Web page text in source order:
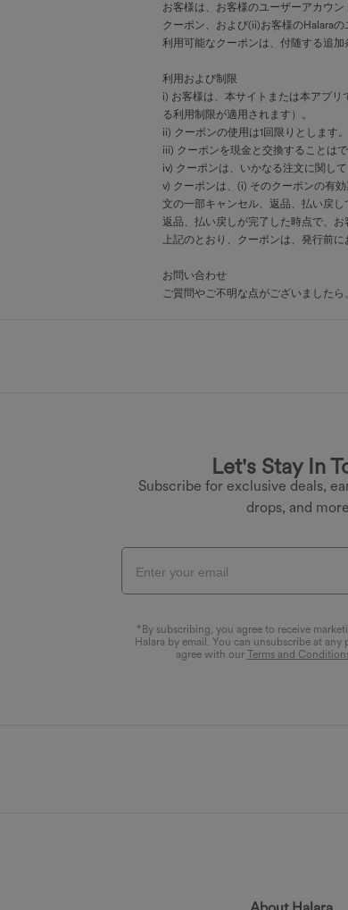
お客様は、お客様のユーザーアカウ
クーポン、および(ii)お客様のHalara
利用可能なクーポンは、付随する追
利用および制限
i) お客様は、本サイトまたは本アプ
る利用制限が適用されます）。
ii) クーポンの使用は1回限りとします。
iii) クーポンを現金と交換することはで
iv) クーポンは、いかなる注文に関し
v) クーポンは、(i) そのクーポンの有
文の一部キャンセル、返品、払い戻
返品、払い戻しが完了した時点で、お
上記のとおり、クーポンは、発行前
お問い合わせ
ご質問やご不明な点がございましたら、
Let's Stay In
Subscribe for exclusive deals,
drops, and
*By subscribing, you agree to receive
Halara by email. You can unsubscribe at
agree with our Terms and